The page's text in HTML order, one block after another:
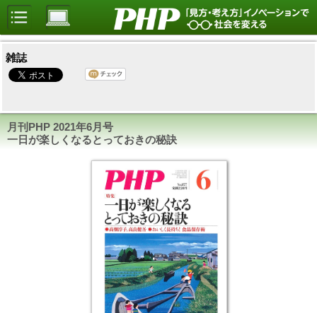
雑誌
月刊PHP 2021年6月号
一日が楽しくなるとっておきの秘訣